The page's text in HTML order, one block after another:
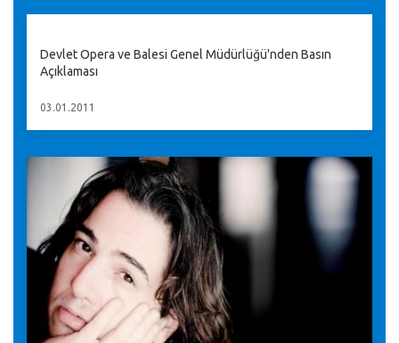
Devlet Opera ve Balesi Genel Müdürlüğü'nden Basın
Açıklaması
03.01.2011